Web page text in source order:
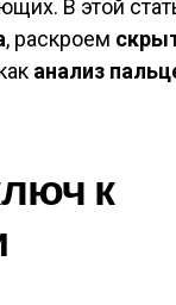
В этой
, раскроем
анализ
к